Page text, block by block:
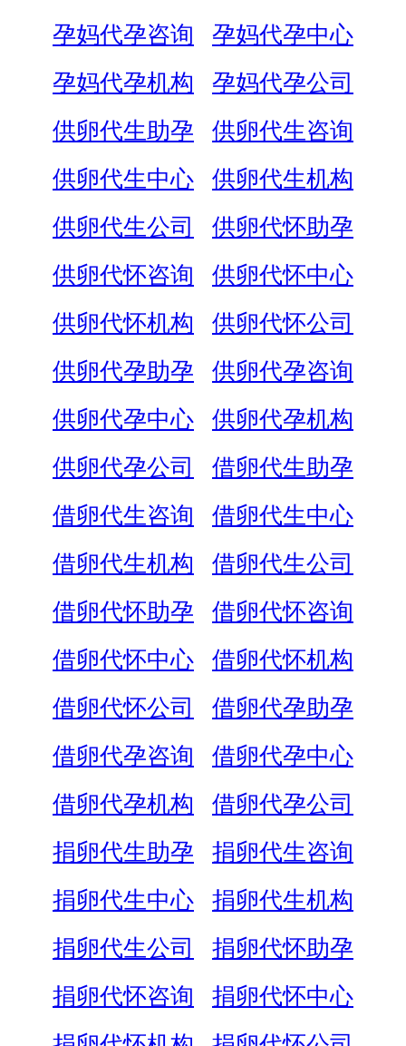
孕妈代孕咨询
孕妈代孕中心
孕妈代孕机构
孕妈代孕公司
供卵代生助孕
供卵代生咨询
供卵代生中心
供卵代生机构
供卵代生公司
供卵代怀助孕
供卵代怀咨询
供卵代怀中心
供卵代怀机构
供卵代怀公司
供卵代孕助孕
供卵代孕咨询
供卵代孕中心
供卵代孕机构
供卵代孕公司
借卵代生助孕
借卵代生咨询
借卵代生中心
借卵代生机构
借卵代生公司
借卵代怀助孕
借卵代怀咨询
借卵代怀中心
借卵代怀机构
借卵代怀公司
借卵代孕助孕
借卵代孕咨询
借卵代孕中心
借卵代孕机构
借卵代孕公司
捐卵代生助孕
捐卵代生咨询
捐卵代生中心
捐卵代生机构
捐卵代生公司
捐卵代怀助孕
捐卵代怀咨询
捐卵代怀中心